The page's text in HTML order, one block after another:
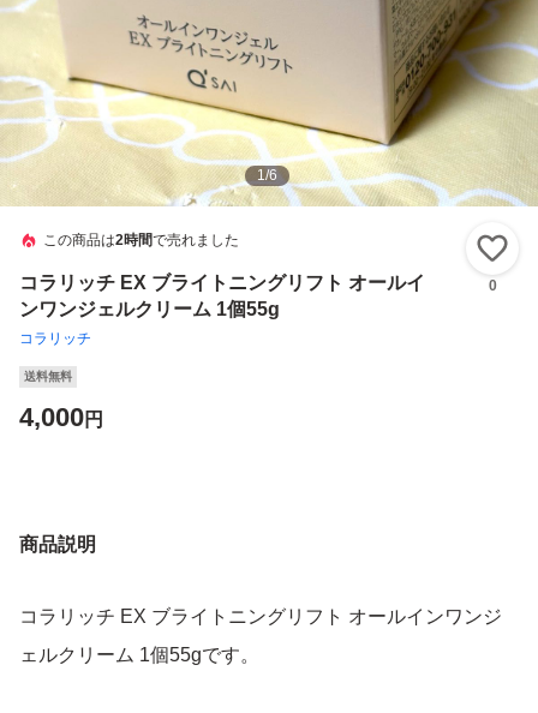
1/6
この商品は2時間で売れました
コラリッチ EX ブライトニングリフト オールイ
ンワンジェルクリーム 1個55g
コラリッチ
0
送料無料
4,000円
商品説明
コラリッチ EX ブライトニングリフト オールインワンジ
ェルクリーム 1個55gです。